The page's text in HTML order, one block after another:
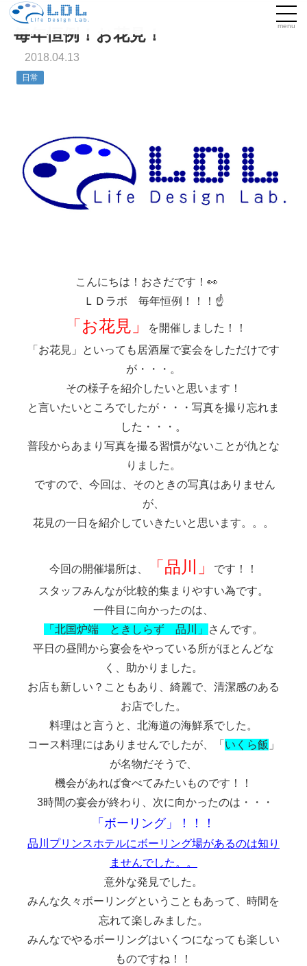
menu
毎年恒例！お花見！
2018.04.13
日常
こんにちは！おさだです！👀
ＬＤラボ 毎年恒例！！！☝
「お花見」
を開催しました！！
「お花見」といっても居酒屋で宴会をしただけです
が・・・。
その様子を紹介したいと思います！
と言いたいところでしたが・・・写真を撮り忘れま
した・・・。
普段からあまり写真を撮る習慣がないことが仇とな
りました。
ですので、今回は、そのときの写真はありません
が、
花見の一日を紹介していきたいと思います。。。
今回の開催場所は、 「品川」
です！！
スタッフみんなが比較的集まりやすい為です。
一件目に向かったのは、
「北国炉端 ときしらず 品川」
さんです。
平日の昼間から宴会をやっている所がほとんどな
く、助かりました。
お店も新しい？こともあり、綺麗で、清潔感のある
お店でした。
料理はと言うと、北海道の海鮮系でした。
コース料理にはありませんでしたが、「 いくら飯 」
が名物だそうで、
機会があれば食べてみたいものです！！
3時間の宴会が終わり、次に向かったのは・・・
「ボーリング」！！！
品川プリンスホテルにボーリング場があるのは知り
ませんでした。。
意外な発見でした。
みんな久々ボーリングということもあって、時間を
忘れて楽しみました。
みんなでやるボーリングはいくつになっても楽しい
ものですね！！